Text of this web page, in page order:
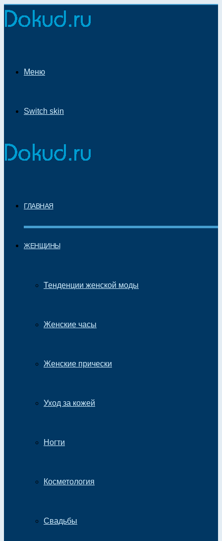
Меню
Switch skin
ГЛАВНАЯ
ЖЕНЩИНЫ
Тенденции женской моды
Женские часы
Женские прически
Уход за кожей
Ногти
Косметология
Свадьбы